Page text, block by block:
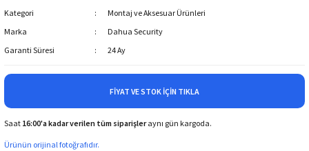
Kategori
Montaj ve Aksesuar Ürünleri
Marka
Dahua Security
Garanti Süresi
24 Ay
FIYAT VE STOK İÇIN TIKLA
Saat 16:00'a kadar verilen tüm siparişleraynı gün kargoda.
Ürünün orijinal fotoğrafıdır.